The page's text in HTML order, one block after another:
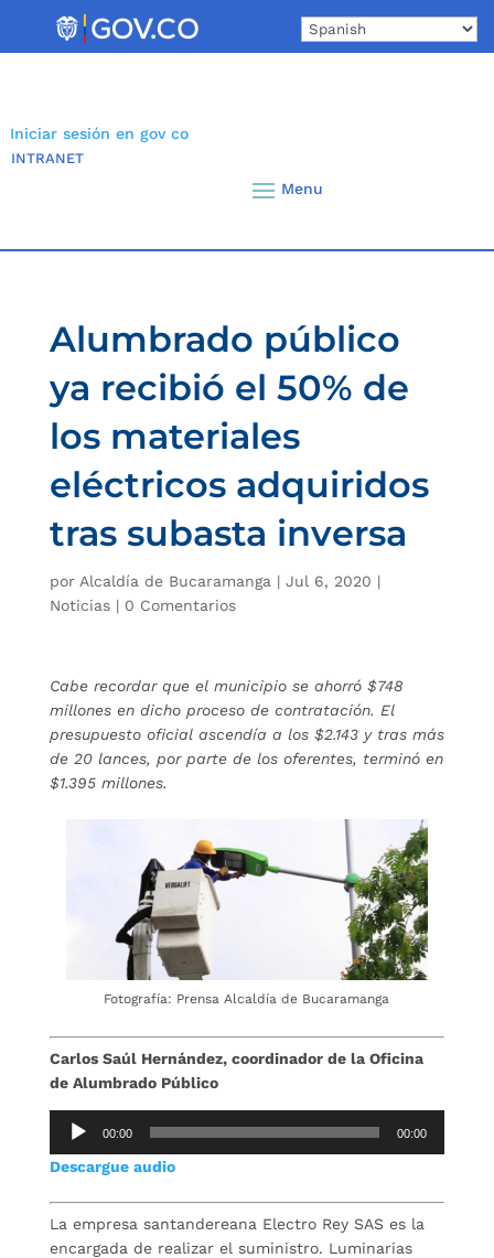
Iniciar sesión en gov co
INTRANET
Alumbrado público
ya recibió el 50% de
los materiales
eléctricos adquiridos
tras subasta inversa
por Alcaldía de Bucaramanga | Jul 6, 2020 |
Noticias| 0 Comentarios
Cabe recordar que el municipio se ahorró $748
millones en dicho proceso de contratación. El
presupuesto oficial ascendía a los $2.143 y tras más
de 20 lances, por parte de los oferentes, terminó en
$1.395 millones.
Fotografía: Prensa Alcaldía de Bucaramanga
Carlos Saúl Hernández, coordinador de la Oficina
de Alumbrado Público
Reproductor
audio
00:00 00:00
Descargue audio
La empresa santandereana Electro Rey SAS es la
encargada de realizar el suministro. Luminarias